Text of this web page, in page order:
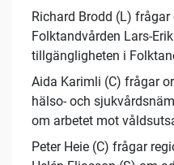
Richard Brodd (L)
Folktandvården Lars-
tillgängligheten i
Aida Karimli (C) frågar
hälso- och
om arbetet mot
Peter Heie (C) frågar